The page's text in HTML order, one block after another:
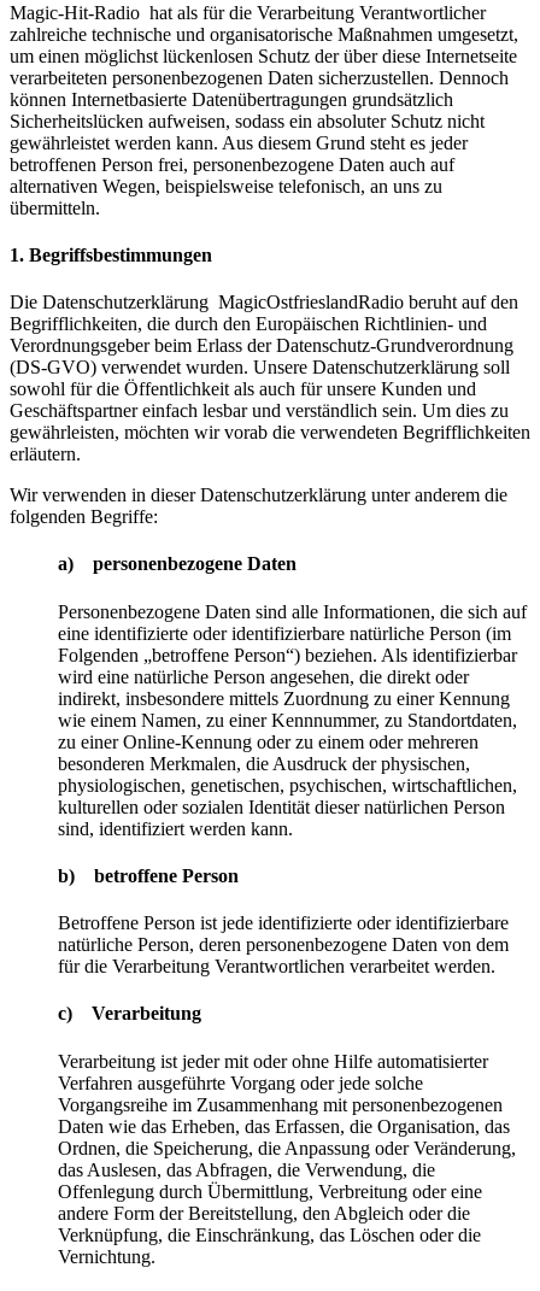
Magic-Hit-Radio hat als für die Verarbeitung Verantwortlicher
zahlreiche technische und organisatorische Maßnahmen umgesetzt,
um einen möglichst lückenlosen Schutz der über diese Internetseite
verarbeiteten personenbezogenen Daten sicherzustellen. Dennoch
können Internetbasierte Datenübertragungen grundsätzlich
Sicherheitslücken aufweisen, sodass ein absoluter Schutz nicht
gewährleistet werden kann. Aus diesem Grund steht es jeder
betroffenen Person frei, personenbezogene Daten auch auf
alternativen Wegen, beispielsweise telefonisch, an uns zu
übermitteln.
1. Begriffsbestimmungen
Die Datenschutzerklärung MagicOstfrieslandRadio beruht auf den
Begrifflichkeiten, die durch den Europäischen Richtlinien- und
Verordnungsgeber beim Erlass der Datenschutz-Grundverordnung
(DS-GVO) verwendet wurden. Unsere Datenschutzerklärung soll
sowohl für die Öffentlichkeit als auch für unsere Kunden und
Geschäftspartner einfach lesbar und verständlich sein. Um dies zu
gewährleisten, möchten wir vorab die verwendeten Begrifflichkeiten
erläutern.
Wir verwenden in dieser Datenschutzerklärung unter anderem die
folgenden Begriffe:
a) personenbezogene Daten
Personenbezogene Daten sind alle Informationen, die sich auf
eine identifizierte oder identifizierbare natürliche Person (im
Folgenden „betroffene Person“) beziehen. Als identifizierbar
wird eine natürliche Person angesehen, die direkt oder
indirekt, insbesondere mittels Zuordnung zu einer Kennung
wie einem Namen, zu einer Kennnummer, zu Standortdaten,
zu einer Online-Kennung oder zu einem oder mehreren
besonderen Merkmalen, die Ausdruck der physischen,
physiologischen, genetischen, psychischen, wirtschaftlichen,
kulturellen oder sozialen Identität dieser natürlichen Person
sind, identifiziert werden kann.
b) betroffene Person
Betroffene Person ist jede identifizierte oder identifizierbare
natürliche Person, deren personenbezogene Daten von dem
für die Verarbeitung Verantwortlichen verarbeitet werden.
c) Verarbeitung
Verarbeitung ist jeder mit oder ohne Hilfe automatisierter
Verfahren ausgeführte Vorgang oder jede solche
Vorgangsreihe im Zusammenhang mit personenbezogenen
Daten wie das Erheben, das Erfassen, die Organisation, das
Ordnen, die Speicherung, die Anpassung oder Veränderung,
das Auslesen, das Abfragen, die Verwendung, die
Offenlegung durch Übermittlung, Verbreitung oder eine
andere Form der Bereitstellung, den Abgleich oder die
Verknüpfung, die Einschränkung, das Löschen oder die
Vernichtung.